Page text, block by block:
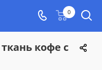
0
кофе с